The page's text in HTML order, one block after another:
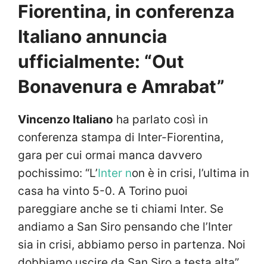
Fiorentina, in conferenza
Italiano annuncia
ufficialmente: “Out
Bonavenura e Amrabat”
Vincenzo Italiano ha parlato così in
conferenza stampa di Inter-Fiorentina,
gara per cui ormai manca davvero
pochissimo: “L’Inter non è in crisi, l’ultima in
casa ha vinto 5-0. A Torino puoi
pareggiare anche se ti chiami Inter. Se
andiamo a San Siro pensando che l’Inter
sia in crisi, abbiamo perso in partenza. Noi